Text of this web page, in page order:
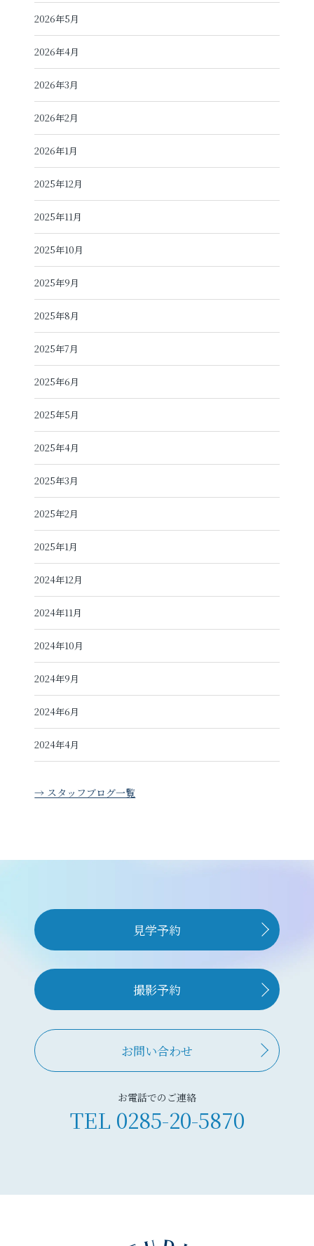
2026年5月
2026年4月
2026年3月
2026年2月
2026年1月
2025年12月
2025年11月
2025年10月
2025年9月
2025年8月
2025年7月
2025年6月
2025年5月
2025年4月
2025年3月
2025年2月
2025年1月
2024年12月
2024年11月
2024年10月
2024年9月
2024年6月
2024年4月
→ スタッフブログ一覧
見学予約
撮影予約
お問い合わせ
お電話でのご連絡
TEL 0285-20-5870